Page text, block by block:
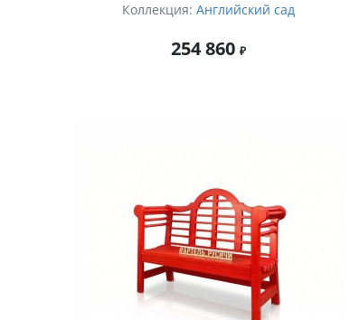
Коллекция:Английский сад
254 860